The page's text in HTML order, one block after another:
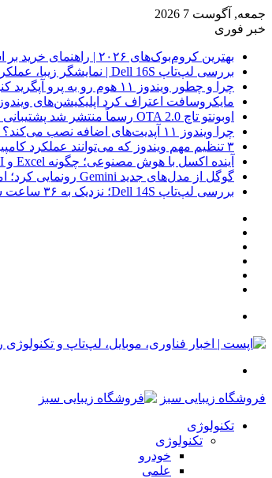
جمعه, آگوست 7 2026
خبر فوری
بهترین کروم‌بوک‌های ۲۰۲۶ | راهنمای خرید بر اساس تست واقعی
بررسی لپ‌تاپ Dell 16S | نمایشگر زیبا، عملکردی که انتظارش رو نداری
چرا و چطور ویندوز ۱۱ هوم رو به پرو آپگرید کنیم؟
مایکروسافت اعتراف کرد اپلیکیشن‌های ویندوز ۱۱ رم زیادی مصرف می‌کنند؛ راه‌حل در راه است
اوبونتو تاچ OTA 2.0 رسماً منتشر شد پشتیبانی از گوشی‌ها و تبلت‌های لینوکسی بیشتر
چرا ویندوز ۱۱ آپدیت‌های اضافه نصب می‌کند؟ اگر این تنظیم را روشن کرده‌اید، مراقب باشید!
۳ تنظیم مهم ویندوز که می‌توانند عملکرد کامپیوتر شما را متحول کنند
آینده اکسل با هوش مصنوعی؛ چگونه Excel و AI هر روز هوشمندتر و نزدیک‌تر می‌شوند؟
گوگل از مدل‌های جدید Gemini رونمایی کرد؛ اما محبوب‌ترین مدل هنوز عرضه نشده است
بررسی لپ‌تاپ Dell 14S؛ نزدیک به ۳۶ ساعت شارژدهی باتری، اما با چندین نقطه ضعف
فروشگاه زیبایی سبز
تکنولوژی
تکنولوژی
خودرو
علمی